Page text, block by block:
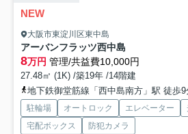
NEW
大阪市東淀川区東中島
アーバンフラッツ西中島
8万円 管理/共益費10,000円
27.48㎡ (1K) /築19年 /14階建
地下鉄御堂筋線「西中島南方」駅 徒歩9
駐輪場 オートロック エレベーター
宅配ボックス
防犯カメラ